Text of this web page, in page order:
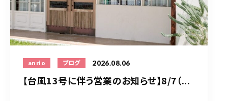
anrio ブログ 2026.08.06
【台風13号に伴う営業のお知らせ】8/7（...